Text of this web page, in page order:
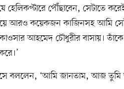
হেলিকপ্টারে পৌঁছাবেন, সেটাতে
আরও কয়েকজন কাজিনসহ আমি
আহমেদ চৌধুরীর বাসায়।
বললেন, ‘আমি জানতাম, আজ তুমি